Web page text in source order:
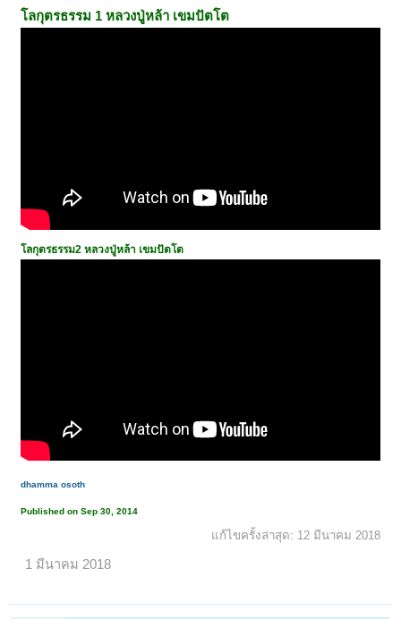
โลกุตรธรรม 1 หลวงปู่หล้า เขมปัตโต
โลกุตรธรรม2 หลวงปู่หล้า เขมปัตโต
dhamma osoth
Published on Sep 30, 2014
แก้ไขครั้งล่าสุด: 12 มีนาคม 2018
1 มีนาคม 2018